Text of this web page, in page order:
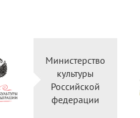
Министерство
Российской
федерации